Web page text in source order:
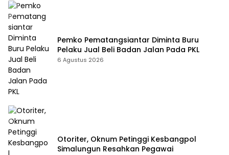
Pemko Pematangsiantar Diminta Buru
Pelaku Jual Beli Badan Jalan Pada PKL
6 Agustus 2026
Otoriter, Oknum Petinggi Kesbangpol
Simalungun Resahkan Pegawai